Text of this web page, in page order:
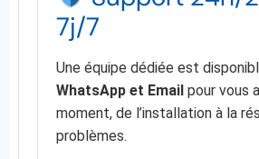
7j/7
Une équipe dédiée est
WhatsApp et Email pour vous
moment, de l’installation à la
problèmes.